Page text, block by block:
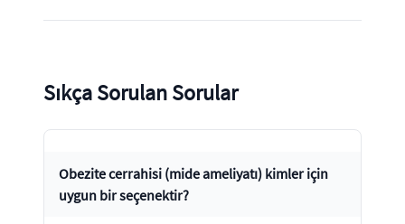
Sıkça Sorulan Sorular
Obezite cerrahisi (mide ameliyatı) kimler için
uygun bir seçenektir?